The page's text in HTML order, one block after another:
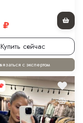
₽
Купить сейчас
с экспертом
₽